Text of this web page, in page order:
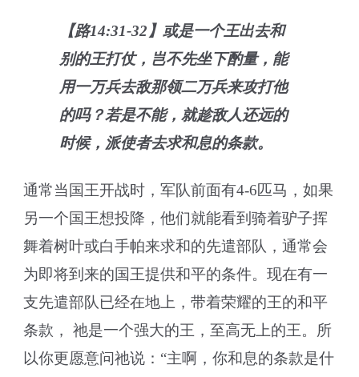
【路14:31-32】或是一个王出去和
别的王打仗，岂不先坐下酌量，能
用一万兵去敌那领二万兵来攻打他
的吗？若是不能，就趁敌人还远的
时候，派使者去求和息的条款。
通常当国王开战时，军队前面有4-6匹马，如果
另一个国王想投降，他们就能看到骑着驴子挥
舞着树叶或白手帕来求和的先遣部队，通常会
为即将到来的国王提供和平的条件。现在有一
支先遣部队已经在地上，带着荣耀的王的和平
条款， 祂是一个强大的王，至高无上的王。所
以你更愿意问祂说：“主啊，你和息的条款是什